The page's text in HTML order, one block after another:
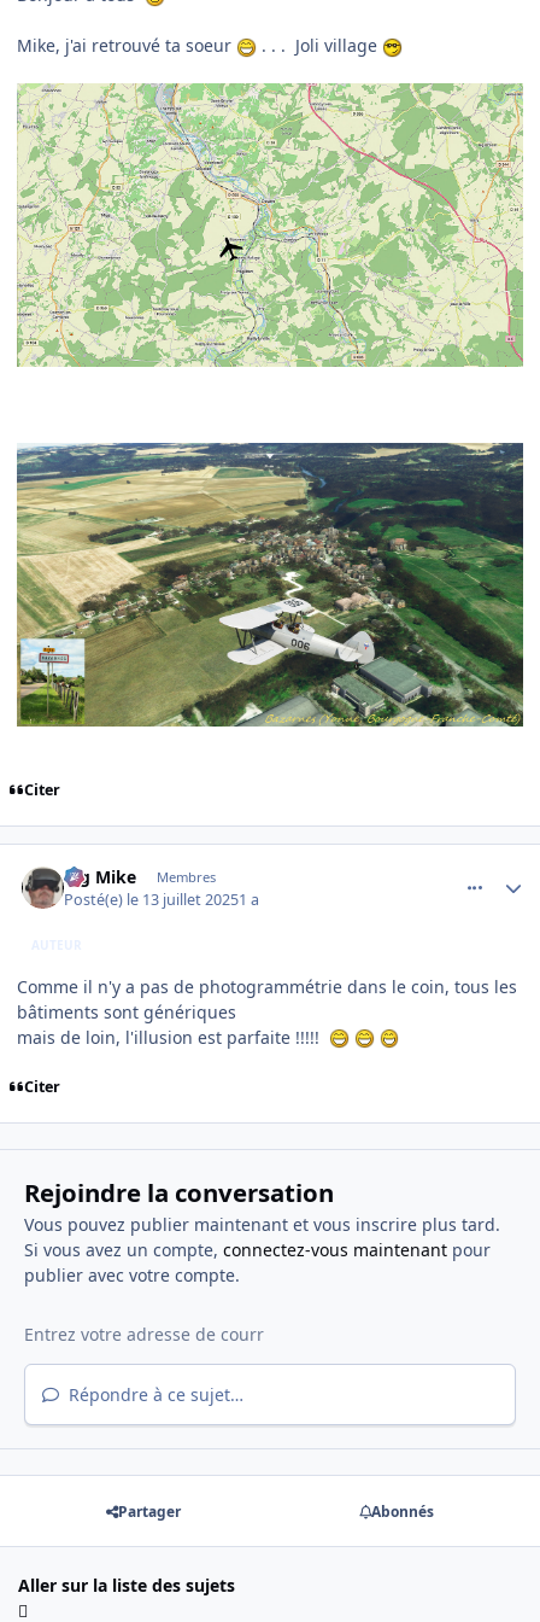
Mike, j'ai retrouvé ta soeur . . . Joli village
Citer
Big Mike Membres
Posté(e) le 13 juillet 20251 a
AUTEUR
Comme il n'y a pas de photogrammétrie dans le coin, tous les
bâtiments sont génériques
mais de loin, l'illusion est parfaite !!!!!
Citer
Rejoindre la conversation
Vous pouvez publier maintenant et vous inscrire plus tard.
Si vous avez un compte, connectez-vous maintenantpour
publier avec votre compte.
Répondre à ce sujet…
Partager Abonnés
Aller sur la liste des sujets